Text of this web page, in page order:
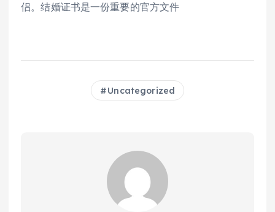
侣。结婚证书是一份重要的官方文件
Uncategorized